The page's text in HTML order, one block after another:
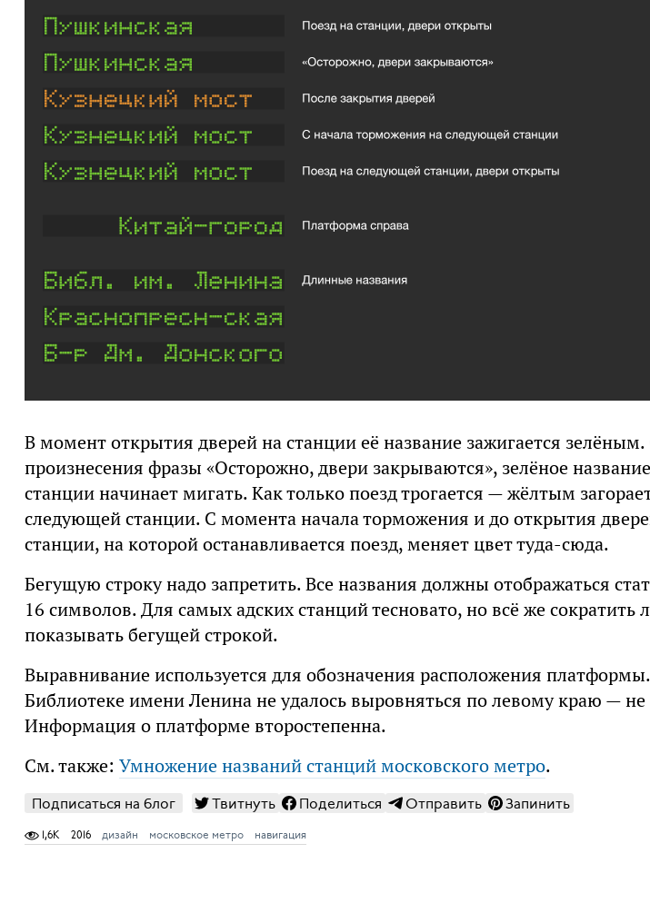
В момент открытия дверей на станции её название зажигается зелёным.
произнесения фразы «Осторожно, двери закрываются», зелёное
станции начинает мигать. Как только поезд трогается — жёлтым
следующей станции. С момента начала торможения и до открытия
станции, на которой останавливается поезд, меняет цвет туда-сюда.
Бегущую строку надо запретить. Все названия должны отображаться
16 символов. Для самых адских станций тесновато, но всё же сократить
показывать бегущей строкой.
Выравнивание используется для обозначения расположения
Библиотеке имени Ленина не удалось выровняться по левому краю — не
Информация о платформе второстепенна.
См. также: Умножение названий станций московского метро.
Подписаться на блог Твитнуть Поделиться Отправить Запинить
1,6K 2016 дизайн московское метро навигация